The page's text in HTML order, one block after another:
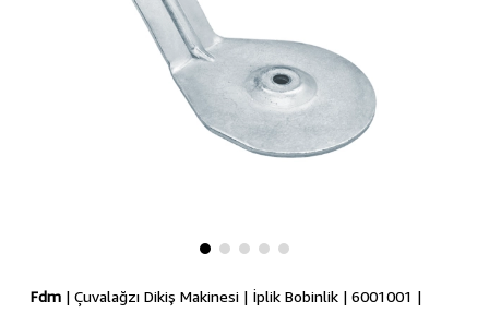
Fdm| Çuvalağzı Dikiş Makinesi | İplik Bobinlik | 6001001 |